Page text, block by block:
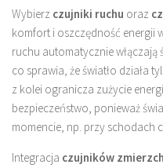
Wybierz czujniki ruchu oraz
komfort i oszczędność energii
ruchu automatycznie
co sprawia, że światło działa
z kolei ogranicza zużycie
bezpieczeństwo, ponieważ
momencie, np. przy schodach
Integracja czujników